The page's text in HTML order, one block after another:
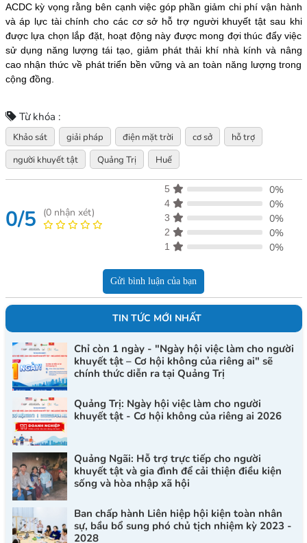
ACDC kỳ vọng rằng bên cạnh việc góp phần giảm chi phí vận hành
và áp lực tài chính cho các cơ sở hỗ trợ người khuyết tật sau khi
được lựa chọn lắp đặt, hoạt động này được mong đợi thúc đẩy việc
sử dụng năng lượng tái tạo, giảm phát thải khí nhà kính và nâng
cao nhận thức về phát triển bền vững và an toàn năng lượng trong
cộng đồng.
Từ khóa :
Khảo sát giải pháp điện mặt trời cơ sở
hỗ trợ
người khuyết tật
Quảng Trị Huế
0/5 (0nhận xét)
5 0%
4 0%
3 0%
2 0%
1 0%
Gửi bình luận của bạn
TIN TỨC MỚI NHẤT
Chỉ còn 1 ngày - "Ngày hội việc làm cho người
khuyết tật – Cơ hội không của riêng ai" sẽ
chính thức diễn ra tại Quảng Trị
Quảng Trị: Ngày hội việc làm cho người
khuyết tật - Cơ hội không của riêng ai 2026
Quảng Ngãi: Hỗ trợ trực tiếp cho người
khuyết tật và gia đình để cải thiện điều kiện
sống và hòa nhập xã hội
Ban chấp hành Liên hiệp hội kiện toàn nhân
sự, bầu bổ sung phó chủ tịch nhiệm kỳ 2023 -
2028